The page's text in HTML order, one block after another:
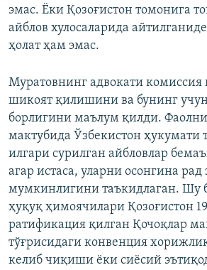
эмас. Ёки Қозоғистон томонига
айблов хулосаларида
ҳолат ҳам эмас.
Муратовнинг адвокати комиссия
шикоят қилишини ва бунинг
борлигини маълум қилди.
мактубида Ўзбекистон ҳукумати
илгари сурилган айбловлар
агар истаса, уларни осонгина
мумкинлигини таъкидлаган. Шу
ҳуқуқ ҳимоячилари Қозоғистон
ратификация қилган Қочоқлар
тўғрисидаги конвенция
келиб чиқиши ёки сиёсий